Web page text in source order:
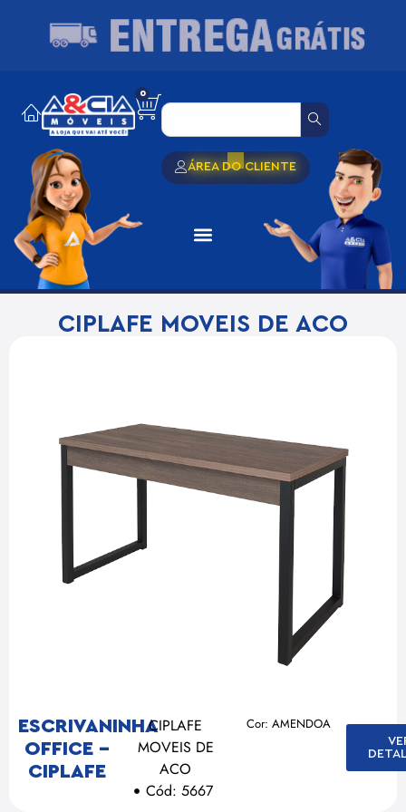
0
ÁREA DO CLIENTE
CIPLAFE MOVEIS DE ACO
ESCRIVANINHA
OFFICE –
CIPLAFE
CIPLAFE
MOVEIS DE
ACO
Cód: 5667
Cor: AMENDOA